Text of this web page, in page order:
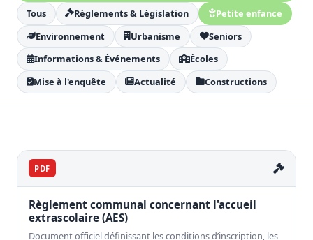
Tous Règlements & Législation
Petite enfance
Environnement
Urbanisme
Seniors
Informations & Événements
Écoles
Mise à l'enquête
Actualité Constructions
PDF
Règlement communal concernant l'accueil
extrascolaire (AES)
Document officiel définissant les conditions d’inscription, les